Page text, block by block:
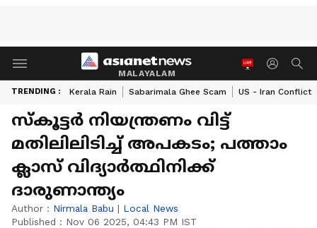
MALAYALAM
TRENDING : Kerala Rain Sabarimala Ghee Scam US - Iran Conflict
സ്‌കൂട്ടര്‍ നിയന്ത്രണം വിട്ട്
മതിലിലിടിച്ച് അപകടം; പത്താം
ക്ലാസ് വിദ്യാര്‍ത്ഥിനിക്ക്
ദാരുണാന്ത്യം
Author : Nirmala Babu | Local News
Published : Nov 06 2025, 04:43 PM IST